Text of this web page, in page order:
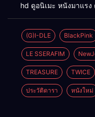
hd ดูอนิเมะ หนังมาแร
(G)I-DLE BlackPink
LE SSERAFIM
TREASURE TWICE
ประวัติดารา หนังใหม่